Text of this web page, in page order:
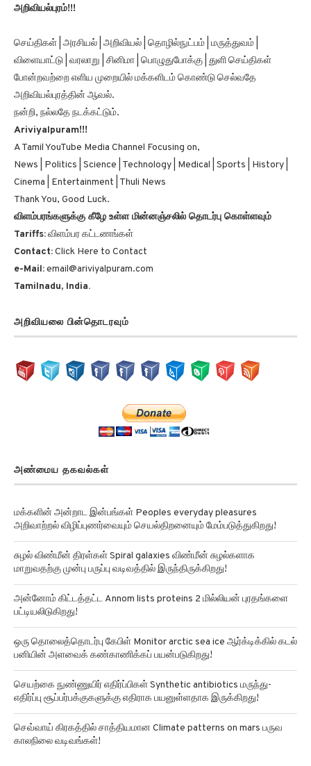
அறிவியல்புரம்!!!
செய்திகள் | அரசியல் | அறிவியல் | தொழில்நுட்பம் | மருத்துவம் |
விளையாட்டு | வரலாறு | சினிமா | பொழுதுபோக்கு | துளி செய்திகள்
போன்றவற்றை எளிய முறையில் மக்களிடம் கொண்டு செல்வதே
அறிவியல்புரத்தின் ஆவல்.
நன்றி, நல்லதே நடக்கட்டும்.
Ariviyalpuram!!!
A Tamil YouTube Media Channel Focusing on,
News | Politics | Science | Technology | Medical | Sports | History |
Cinema | Entertainment | Thuli News
Thank You, Good Luck.
விளம்பரங்களுக்கு கீழே உள்ள மின்னஞ்சலில் தொடர்பு கொள்ளவும்
Tariffs:விளம்பர கட்டணங்கள்
Contact:Click Here to Contact
e-Mail:email@ariviyalpuram.com
Tamilnadu, India.
அறிவியலை பின்தொடரவும்
அண்மைய தகவல்கள்
மக்களின் அன்றாட இன்பங்கள் Peoples everyday pleasures
அறிவாற்றல் விழிப்புணர்வையும் செயல்திறனையும் மேம்படுத்துகிறது!
சுழல் விண்மீன் திரள்கள் Spiral galaxies விண்மீன் சுழல்களாக
மாறுவதற்கு முன்பு பருப்பு வடிவத்தில் இருந்திருக்கிறது!
அன்னோம் கிட்டத்தட்ட Annom lists proteins 2 மில்லியன் புரதங்களை
பட்டியலிடுகிறது!
ஒரு தொலைத்தொடர்பு கேபிள் Monitor arctic sea ice ஆர்க்டிக்கில் கடல்
பனியின் அளவைக் கண்காணிக்கப் பயன்படுகிறது!
செயற்கை நுண்ணுயிர் எதிர்ப்பிகள் Synthetic antibiotics மருந்து-
எதிர்ப்பு சூப்பர்பக்குகளுக்கு எதிராக பயனுள்ளதாக இருக்கிறது!
செவ்வாய் கிரகத்தில் சாத்தியமான Climate patterns on mars பருவ
காலநிலை வடிவங்கள்!